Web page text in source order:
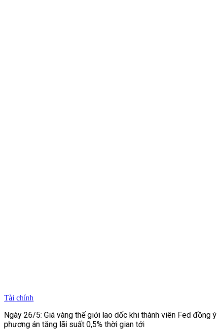
Tài chính
Ngày 26/5: Giá vàng thế giới lao dốc khi thành viên Fed đồng ý
phương án tăng lãi suất 0,5% thời gian tới